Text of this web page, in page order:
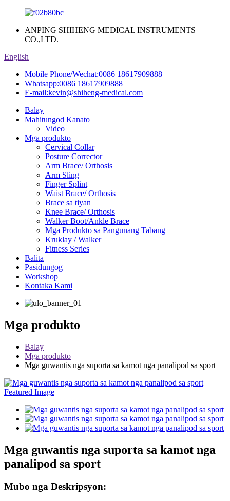
ANPING SHIHENG MEDICAL INSTRUMENTS
CO.,LTD.
English
Mobile Phone/Wechat:0086 18617909888
Whatsapp:0086 18617909888
E-mail:kevin@shiheng-medical.com
Balay
Mahitungod Kanato
Video
Mga produkto
Cervical Collar
Posture Corrector
Arm Brace/ Orthosis
Arm Sling
Finger Splint
Waist Brace/ Orthosis
Brace sa tiyan
Knee Brace/ Orthosis
Walker Boot/Ankle Brace
Mga Produkto sa Pangunang Tabang
Kruklay / Walker
Fitness Series
Balita
Pasidungog
Workshop
Kontaka Kami
Mga produkto
Balay
Mga produkto
Mga guwantis nga suporta sa kamot nga panalipod sa sport
Mga guwantis nga suporta sa kamot nga
panalipod sa sport
Mubo nga Deskripsyon: